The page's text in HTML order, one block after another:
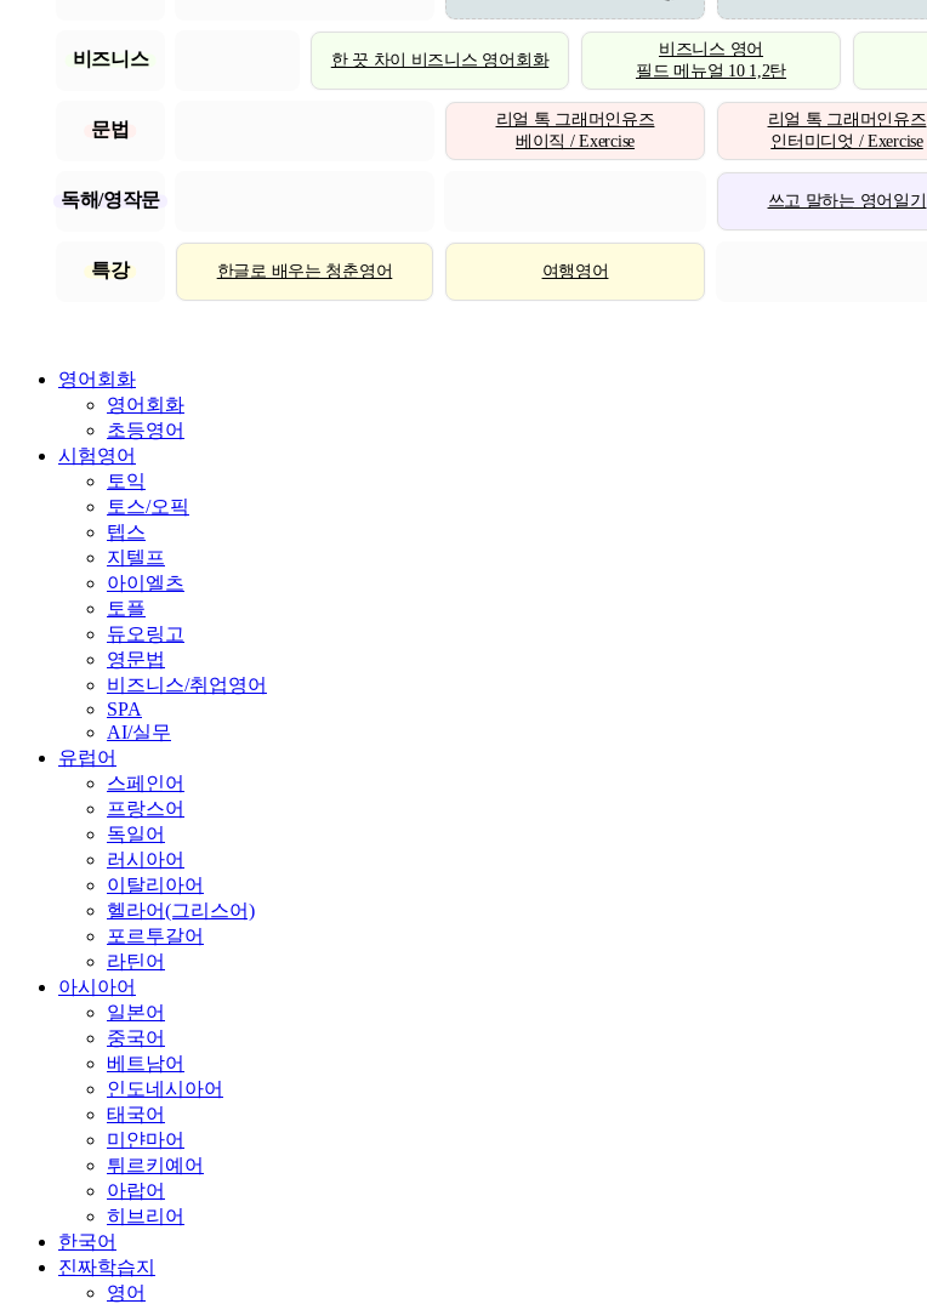
비즈니스 한 끗 차이 비즈니스 영어회화
비즈니스 영어
필드 메뉴얼 10 1,2탄
문법
리얼 톡 그래머인유즈
베이직 / Exercise
리얼 톡 그래머인유즈
인터미디엇 / Exercise
독해/영작문 쓰고 말하는 영어일기
특강 한글로 배우는 청춘영어 여행영어
영어회화
영어회화
초등영어
시험영어
토익
토스/오픽
텝스
지텔프
아이엘츠
토플
듀오링고
영문법
비즈니스/취업영어
SPA
AI/실무
유럽어
스페인어
프랑스어
독일어
러시아어
이탈리아어
헬라어(그리스어)
포르투갈어
라틴어
아시아어
일본어
중국어
베트남어
인도네시아어
태국어
미얀마어
튀르키예어
아랍어
히브리어
한국어
진짜학습지
영어